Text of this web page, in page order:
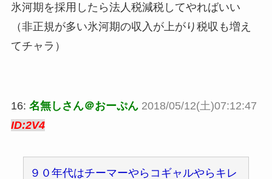
氷河期を採用したら法人税減税してやればいい
（非正規が多い氷河期の収入が上がり税収も増え
てチャラ）
16: 名無しさん＠おーぷん 2018/05/12(土)07:12:47
ID:2V4
９０年代はチーマーやらコギャルやらキレ